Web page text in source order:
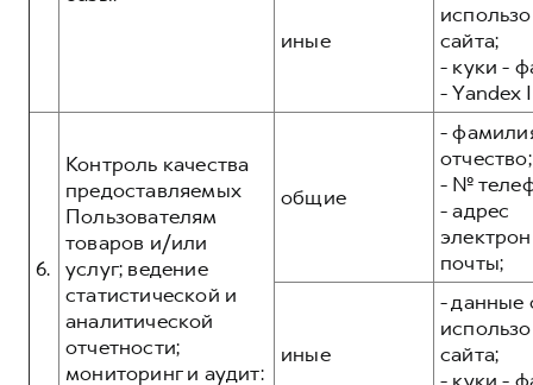
иные
сайта;
- куки -
- Yandex
6.
Контроль качества
предоставляемых
Пользователям
товаров и/или
услуг; ведение
статистической и
аналитической
отчетности;
мониторинг и аудит:
общие
-
отчество;
- №
- адрес
почты;
иные
- данные
сайта;